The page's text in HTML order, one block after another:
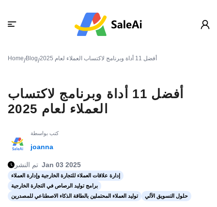
Home/Blog/ أفضل 11 أداة وبرنامج لاكتساب العملاء لعام 2025
أفضل 11 أداة وبرنامج لاكتساب
العملاء لعام 2025
كتب بواسطة
joanna
تم النشر Jan 03 2025
إدارة علاقات العملاء للتجارة الخارجية وإدارة العملاء
برامج توليد الرصاص في التجارة الخارجية
توليد العملاء المحتملين بالطاقة الذكاء الاصطناعي للمصدرين
حلول التسويق الآلي